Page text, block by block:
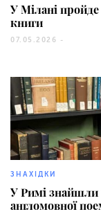
У Мілані
книги
07.05.2026 -
ЗНАХІДКИ
У Римі знайшли
англомовної